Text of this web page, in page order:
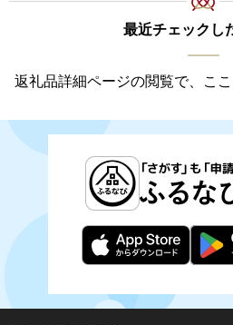
最近チェックし
返礼品詳細ページの閲覧で、こ